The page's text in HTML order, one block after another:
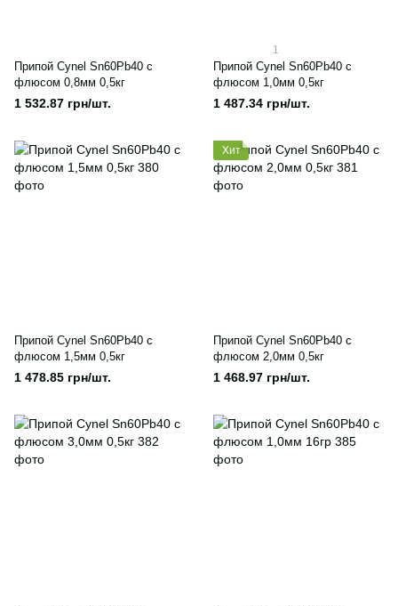
Припой Cynel Sn60Pb40 с
флюсом 0,8мм 0,5кг
1 532.87 грн/шт.
1
Припой Cynel Sn60Pb40 с
флюсом 1,0мм 0,5кг
1 487.34 грн/шт.
Припой Cynel Sn60Pb40 с
флюсом 1,5мм 0,5кг
1 478.85 грн/шт.
Хит
Припой Cynel Sn60Pb40 с
флюсом 2,0мм 0,5кг
1 468.97 грн/шт.